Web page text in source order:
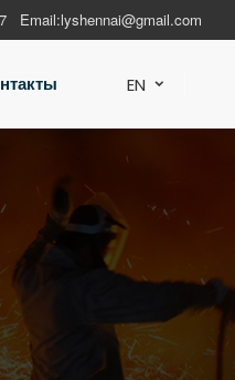
Email:lyshennai@gmail.com
EN 